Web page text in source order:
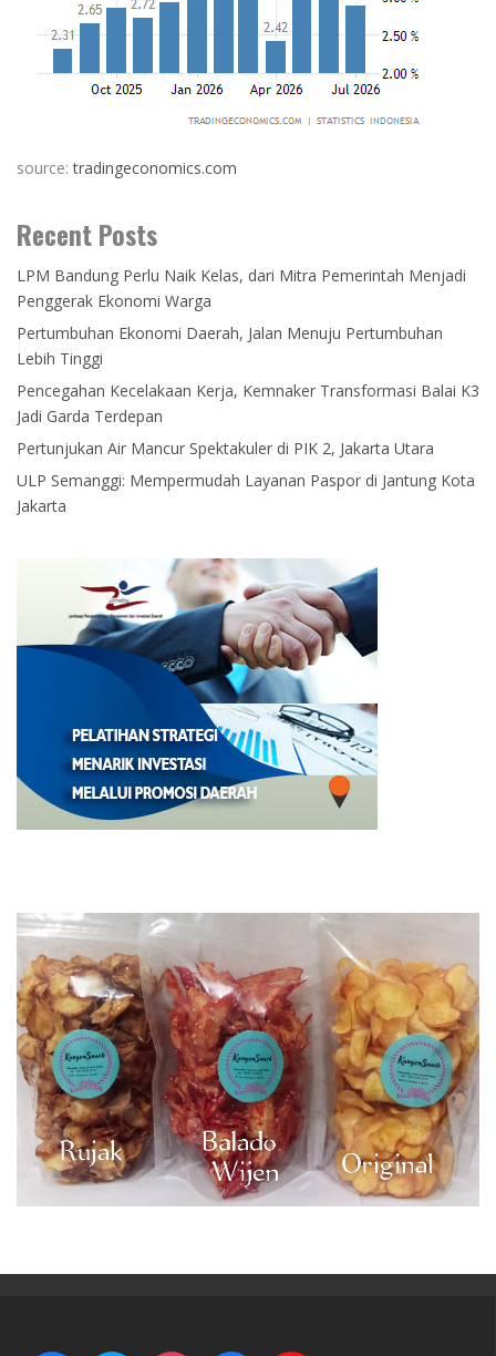
source:tradingeconomics.com
Recent Posts
LPM Bandung Perlu Naik Kelas, dari Mitra Pemerintah Menjadi
Penggerak Ekonomi Warga
Pertumbuhan Ekonomi Daerah, Jalan Menuju Pertumbuhan
Lebih Tinggi
Pencegahan Kecelakaan Kerja, Kemnaker Transformasi Balai K3
Jadi Garda Terdepan
Pertunjukan Air Mancur Spektakuler di PIK 2, Jakarta Utara
ULP Semanggi: Mempermudah Layanan Paspor di Jantung Kota
Jakarta